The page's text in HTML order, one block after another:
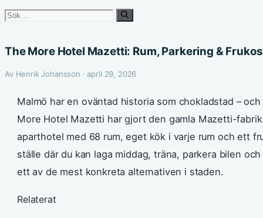
Sök
The More Hotel Mazetti: Rum, Parkering &
Av Henrik Johansson · april 29, 2026
Malmö har en oväntad historia som chokladstad –
More Hotel Mazetti har gjort den gamla Mazetti-
aparthotel med 68 rum, eget kök i varje rum och ett
ställe där du kan laga middag, träna, parkera bilen
ett av de mest konkreta alternativen i staden.
Relaterat